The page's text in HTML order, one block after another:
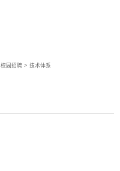
校园招聘 > 技术体系